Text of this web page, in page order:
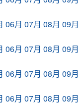
06月 07月 08月 09月
06月 07月 08月 09月
06月 07月 08月 09月
06月 07月 08月 09月